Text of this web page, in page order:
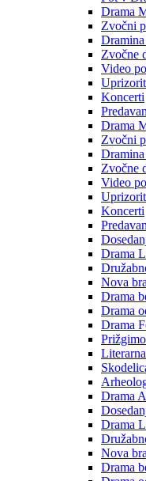
Drama
Zvočni
Zvočne
Video
Koncerti
Drama
Zvočni
Zvočne
Video
Koncerti
Drama
Nova
Drama
Drama
Drama
Drama
Drama
Nova
Drama